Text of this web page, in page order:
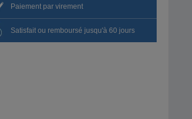
Paiement par virement
Satisfait ou remboursé jusqu'à 60 jours